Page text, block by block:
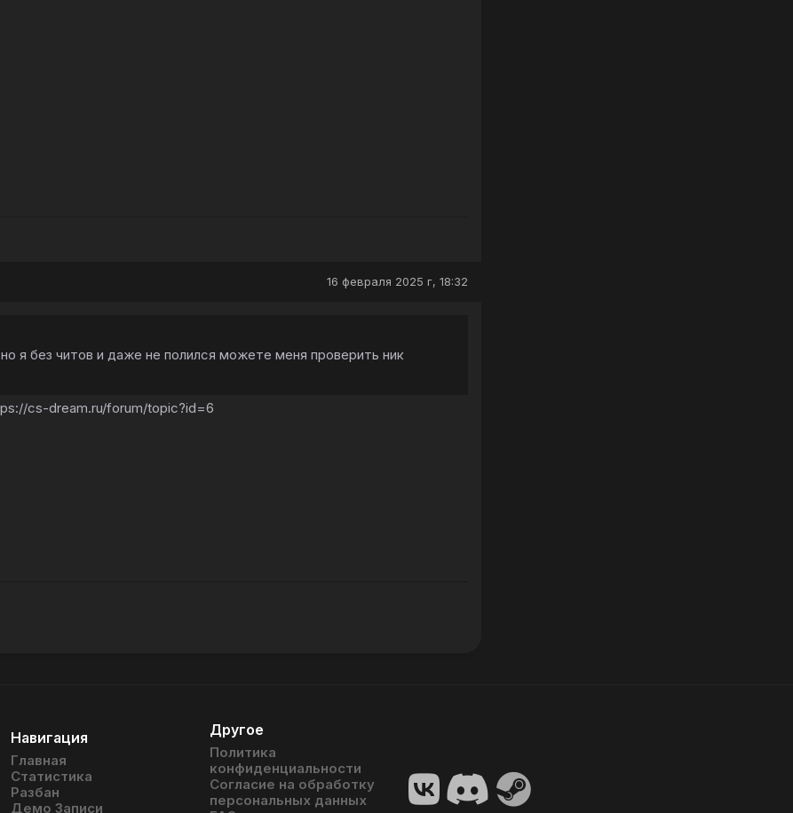
16 февраля 2025 г, 18:32
но я без читов и даже не полился можете меня проверить ник
cs-dream.ru/forum/topic?id=6
Навигация
Главная
Статистика
Разбан
Демо Записи
Другое
Политика
конфиденциальности
Согласие на обработку
персональных данных